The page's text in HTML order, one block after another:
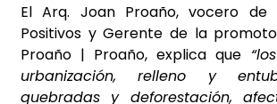
El Arq. Joan Proaño, vocero de
Positivos y Gerente de la
Proaño | Proaño, explica que
urbanización, relleno y
quebradas y deforestación,